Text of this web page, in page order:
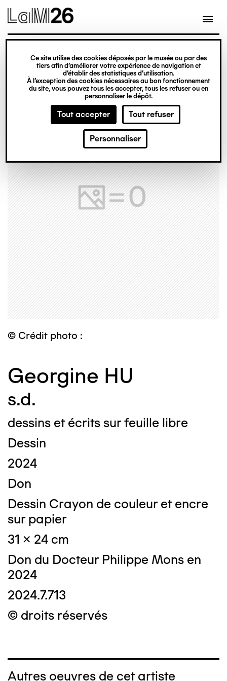
Gestion des cookies
Ce site utilise des cookies déposés par le musée ou par des
tiers afin d’améliorer votre expérience de navigation et
d’établir des statistiques d’utilisation.
À l’exception des cookies nécessaires au bon fonctionnement
du site, vous pouvez tous les accepter, tous les refuser ou en
personnaliser le dépôt.
Tout accepter Tout refuser
Personnaliser
contenu
© Crédit photo :
Georgine HU
s.d.
dessins et écrits sur feuille libre
Dessin
2024
Don
Dessin Crayon de couleur et encre
sur papier
31 x 24 cm
Don du Docteur Philippe Mons en
2024
2024.7.713
© droits réservés
Autres oeuvres de cet artiste